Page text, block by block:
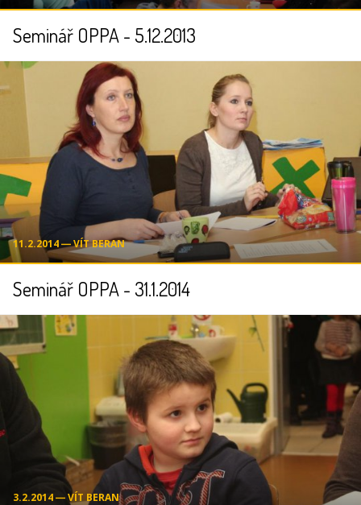
Seminář OPPA - 5.12.2013
11.2.2014 ― VÍT BERAN
Seminář OPPA - 31.1.2014
3.2.2014 ― VÍT BERAN